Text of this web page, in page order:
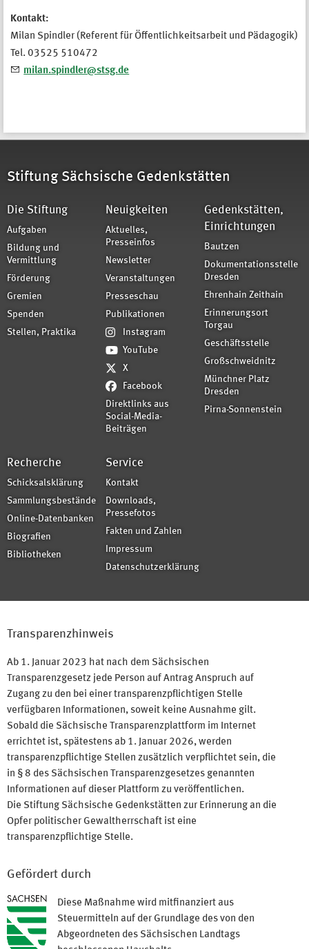
Kontakt:
Milan Spindler (Referent für Öffentlichkeitsarbeit und Pädagogik)
Tel. 03525 510472
milan.spindler@stsg.de
Stiftung Sächsische Gedenkstätten
Die Stiftung
Aufgaben
Bildung und
Vermittlung
Förderung
Gremien
Spenden
Stellen, Praktika
Neuigkeiten
Aktuelles,
Presseinfos
Newsletter
Veranstaltungen
Presseschau
Publikationen
Instagram
YouTube
X
Facebook
Direktlinks aus
Social-Media-
Beiträgen
Gedenkstätten,
Einrichtungen
Bautzen
Dokumentationsstelle
Dresden
Ehrenhain Zeithain
Erinnerungsort
Torgau
Geschäftsstelle
Großschweidnitz
Münchner Platz
Dresden
Pirna-Sonnenstein
Recherche
Schicksalsklärung
Sammlungsbestände
Online-Datenbanken
Biografien
Bibliotheken
Service
Kontakt
Downloads,
Pressefotos
Fakten und Zahlen
Impressum
Datenschutzerklärung
Transparenzhinweis
Ab 1. Januar 2023 hat nach dem Sächsischen
Transparenzgesetz jede Person auf Antrag Anspruch auf
Zugang zu den bei einer transparenzpflichtigen Stelle
verfügbaren Informationen, soweit keine Ausnahme gilt.
Sobald die Sächsische Transparenzplattform im Internet
errichtet ist, spätestens ab 1. Januar 2026, werden
transparenzpflichtige Stellen zusätzlich verpflichtet sein, die
in § 8 des Sächsischen Transparenzgesetzes genannten
Informationen auf dieser Plattform zu veröffentlichen.
Die Stiftung Sächsische Gedenkstätten zur Erinnerung an die
Opfer politischer Gewaltherrschaft ist eine
transparenzpflichtige Stelle.
Gefördert durch
Diese Maßnahme wird mitfinanziert aus
Steuermitteln auf der Grundlage des von den
Abgeordneten des Sächsischen Landtags